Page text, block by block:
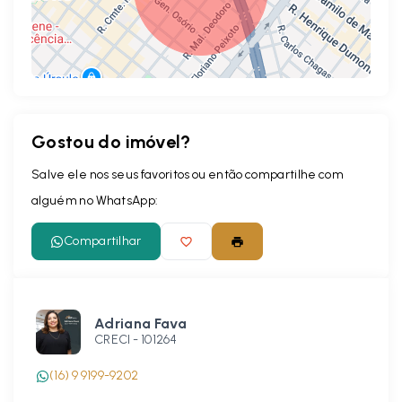
Gostou do imóvel?
Salve ele nos seus favoritos ou então compartilhe com
alguém no WhatsApp:
Compartilhar
Adriana Fava
CRECI - 101264
(16) 9 9199-9202